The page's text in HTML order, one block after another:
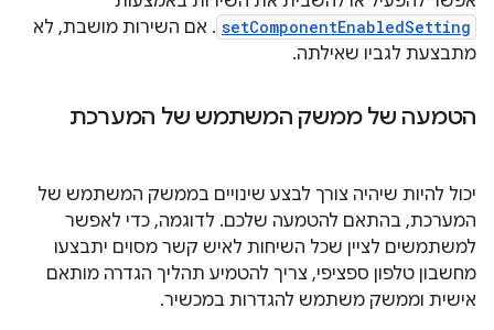
setComponentEnabledSetting . אם השירות מושבת, לא
מתבצעת לגביו שאילתה.
הטמעה של ממשק המשתמש של המערכת
יכול להיות שיהיה צורך לבצע שינויים בממשק המשתמש של
המערכת, בהתאם להטמעה שלכם. לדוגמה, כדי לאפשר
למשתמשים לציין שכל השיחות לאיש קשר מסוים יתבצעו
מחשבון טלפון ספציפי, צריך להטמיע תהליך הגדרה מותאם
אישית וממשק משתמש להגדרות במכשיר.